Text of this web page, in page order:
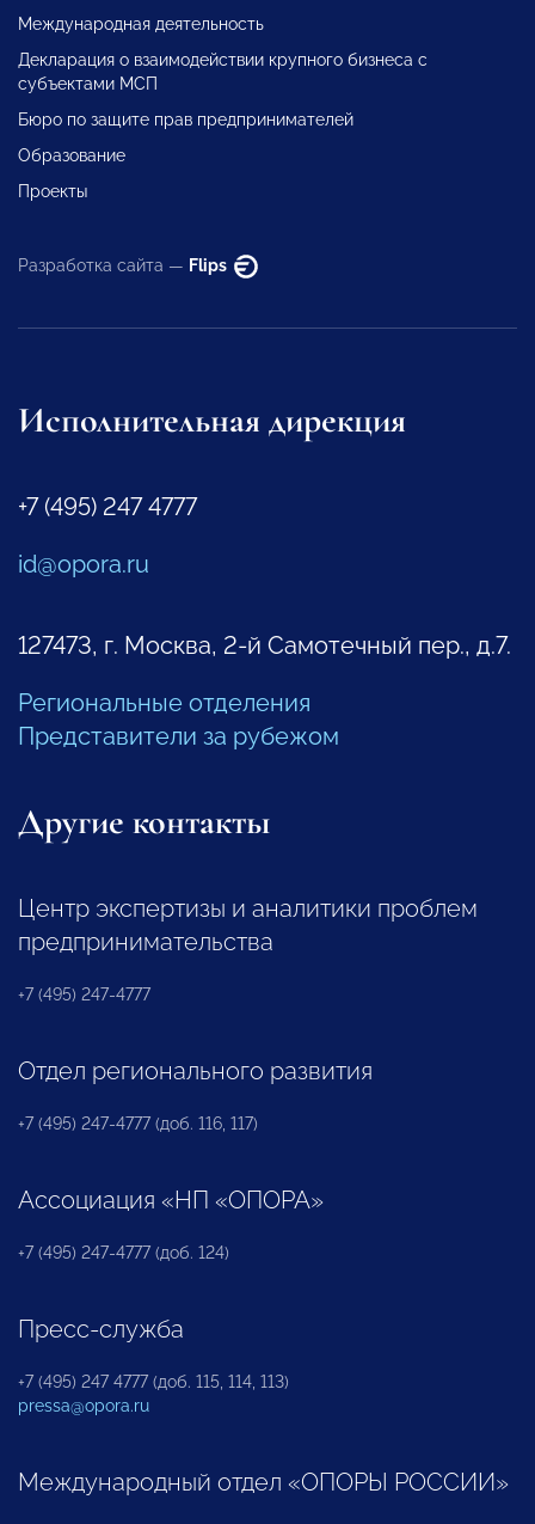
Международная деятельность
Декларация о взаимодействии крупного бизнеса с
субъектами МСП
Бюро по защите прав предпринимателей
Образование
Проекты
Разработка сайта — Flips
Исполнительная дирекция
+7 (495) 247 4777
id@opora.ru
127473, г. Москва, 2-й Самотечный пер., д.7.
Региональные отделения
Представители за рубежом
Другие контакты
Центр экспертизы и аналитики проблем
предпринимательства
+7 (495) 247-4777
Отдел регионального развития
+7 (495) 247-4777 (доб. 116, 117)
Ассоциация «НП «ОПОРА»
+7 (495) 247-4777 (доб. 124)
Пресс-служба
+7 (495) 247 4777 (доб. 115, 114, 113)
pressa@opora.ru
Международный отдел «ОПОРЫ РОССИИ»